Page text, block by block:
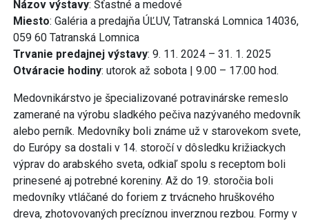
Názov výstavy: Šťastné a medové
Miesto: Galéria a predajňa ÚĽUV, Tatranská Lomnica 14036,
059 60 Tatranská Lomnica
Trvanie predajnej výstavy: 9. 11. 2024 – 31. 1. 2025
Otváracie hodiny: utorok až sobota | 9.00 – 17.00 hod.
Medovnikárstvo je špecializované potravinárske remeslo
zamerané na výrobu sladkého pečiva nazývaného medovník
alebo perník. Medovníky boli známe už v starovekom svete,
do Európy sa dostali v 14. storočí v dôsledku križiackych
výprav do arabského sveta, odkiaľ spolu s receptom boli
prinesené aj potrebné koreniny. Až do 19. storočia boli
medovníky vtláčané do foriem z trvácneho hruškového
dreva, zhotovovaných precíznou inverznou rezbou. Formy v